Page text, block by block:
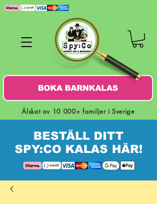
BOKA BARNKALAS
Älskat av 10 000+ familjer i Sverige
BESTÄLL DITT
SPY:CO KALAS HÄR!